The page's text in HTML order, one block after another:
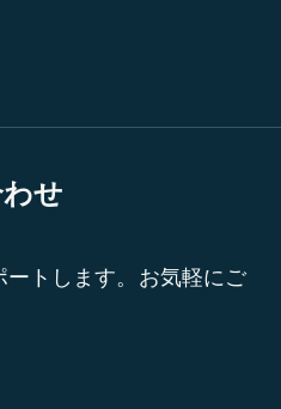
せ
トします。お気軽にご